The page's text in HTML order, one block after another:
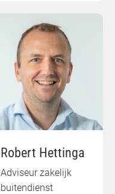
Robert Hettinga
Adviseur zakelijk
buitendienst